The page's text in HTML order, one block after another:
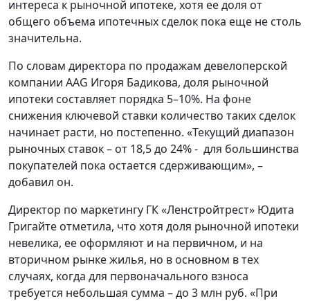
интереса к рыночной ипотеке, хотя ее доля от
общего объема ипотечных сделок пока еще не столь
значительна.
По словам директора по продажам девелоперской
компании AAG Игоря Бадикова, доля рыночной
ипотеки составляет порядка 5–10%. На фоне
снижения ключевой ставки количество таких сделок
начинает расти, но постепенно. «Текущий диапазон
рыночных ставок – от 18,5 до 24% - для большинства
покупателей пока остается сдерживающим», –
добавил он.
Директор по маркетингу ГК «Ленстройтрест» Юдита
Григайте отметила, что хотя доля рыночной ипотеки
невелика, ее оформляют и на первичном, и на
вторичном рынке жилья, но в основном в тех
случаях, когда для первоначального взноса
требуется небольшая сумма – до 3 млн руб. «При